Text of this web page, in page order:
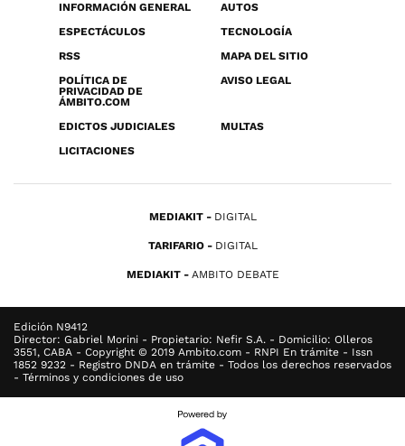
INFORMACIÓN GENERAL
AUTOS
ESPECTÁCULOS
TECNOLOGÍA
RSS
MAPA DEL SITIO
POLÍTICA DE
PRIVACIDAD DE
ÁMBITO.COM
AVISO LEGAL
EDICTOS JUDICIALES
MULTAS
LICITACIONES
MEDIAKIT DIGITAL
TARIFARIO DIGITAL
MEDIAKIT AMBITO DEBATE
Edición N9412
Director: Gabriel Morini - Propietario: Nefir S.A. - Domicilio: Olleros
3551, CABA - Copyright © 2019 Ambito.com - RNPI En trámite - Issn
1852 9232 - Registro DNDA en trámite - Todos los derechos reservados
- Términos y condiciones de uso